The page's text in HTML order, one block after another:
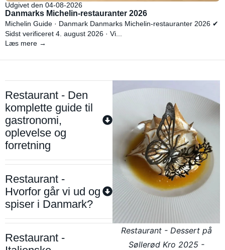
Udgivet den 04-08-2026
Danmarks Michelin-restauranter 2026
Michelin Guide · Danmark Danmarks Michelin-restauranter 2026 ✔
Sidst verificeret 4. august 2026 · Vi...
Læs mere →
Restaurant - Den
komplette guide til
gastronomi,
oplevelse og
forretning
Restaurant -
Hvorfor går vi ud og
spiser i Danmark?
Restaurant -
Restaurant - Dessert på
Søllerød Kro 2025 -